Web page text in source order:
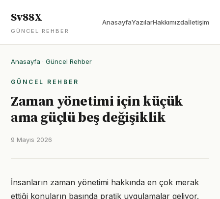
Sv88X
GÜNCEL REHBER
AnasayfaYazılarHakkımızdaİletişim
Anasayfa · Güncel Rehber
GÜNCEL REHBER
Zaman yönetimi için küçük
ama güçlü beş değişiklik
9 Mayıs 2026
İnsanların zaman yönetimi hakkında en çok merak
ettiği konuların başında pratik uygulamalar geliyor.